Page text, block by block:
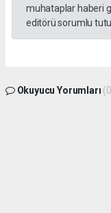
muhataplar haberi
editörü sorumlu
Okuyucu Yorumları